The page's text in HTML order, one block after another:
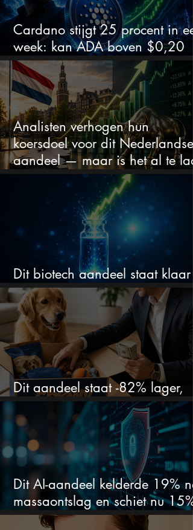
Cardano stijgt 25 procent in
week: kan ADA boven $0,20
blijven?
Analisten verhogen hun
koersdoel voor dit Nederlandse
aandeel — maar is het al te laat
om in te stappen?
Dit biotech aandeel staat klaar
voor een flinke rally
Dit aandeel staat -82% lager,
terwijl het bedrijf gewoon groeit
Dit AI-aandeel kelderde 19% na
massaontslag en schiet nu 15%
omhoog